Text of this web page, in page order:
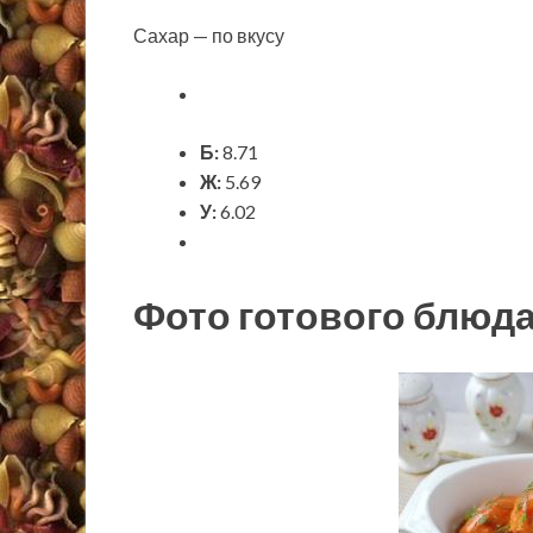
Сахар — по вкусу
Б:8.71
Ж: 5.69
У:6.02
Фото готового